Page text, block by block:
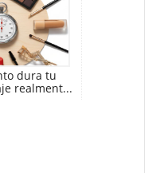
dura tu
realment...